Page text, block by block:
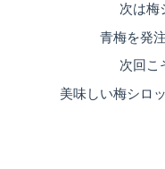
次は梅
青梅を発
次回こ
美味しい梅シロ